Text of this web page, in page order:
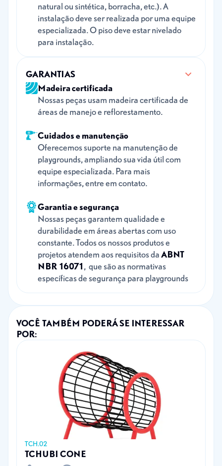
natural ou sintética, borracha, etc.). A
instalação deve ser realizada por uma equipe
especializada. O piso deve estar nivelado
para instalação.
GARANTIAS
Madeira certificada
Nossas peças usam madeira certificada de
áreas de manejo e reflorestamento.
Cuidados e manutenção
Oferecemos suporte na manutenção de
playgrounds, ampliando sua vida útil com
equipe especializada. Para mais
informações, entre em contato.
Garantia e segurança
Nossas peças garantem qualidade e
durabilidade em áreas abertas com uso
constante. Todos os nossos produtos e
projetos atendem aos requisitos daABNT
NBR 16071, que são as normativas
específicas de segurança para playgrounds
VOCÊ TAMBÉM PODERÁ SE INTERESSAR
POR:
TCH.02
TCHUBI CONE